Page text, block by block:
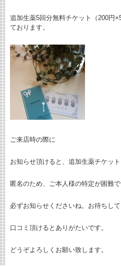
追加生薬5回分無料チケット（200円
ております。
ご来店時の際に
お知らせ頂けると、追加生薬チケット
匿名のため、ご本人様の特定が困難で
必ずお知らせくださいね。お待ちして
口コミ頂けるとありがたいです。
どうぞよろしくお願い致します。